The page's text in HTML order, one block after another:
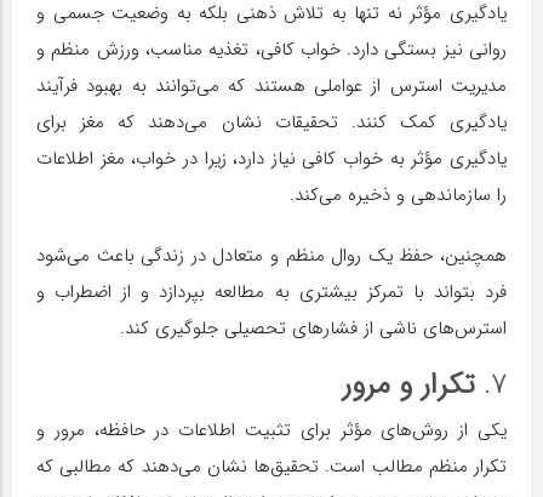
یادگیری مؤثر نه تنها به تلاش ذهنی بلکه به وضعیت جسمی و
روانی نیز بستگی دارد. خواب کافی، تغذیه مناسب، ورزش منظم و
مدیریت استرس از عواملی هستند که می‌توانند به بهبود فرآیند
یادگیری کمک کنند. تحقیقات نشان می‌دهند که مغز برای
یادگیری مؤثر به خواب کافی نیاز دارد، زیرا در خواب، مغز اطلاعات
را سازماندهی و ذخیره می‌کند.
همچنین، حفظ یک روال منظم و متعادل در زندگی باعث می‌شود
فرد بتواند با تمرکز بیشتری به مطالعه بپردازد و از اضطراب و
استرس‌های ناشی از فشارهای تحصیلی جلوگیری کند.
۷. تکرار و مرور
یکی از روش‌های مؤثر برای تثبیت اطلاعات در حافظه، مرور و
تکرار منظم مطالب است. تحقیق‌ها نشان می‌دهند که مطالبی که